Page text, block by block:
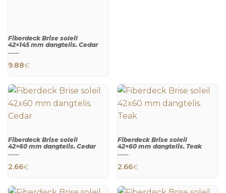
Fiberdeck Brise soleil
42×145 mm dangtelis. Cedar
9.88€
Fiberdeck Brise soleil
42×60 mm dangtelis. Cedar
2.66€
Fiberdeck Brise soleil
42×60 mm dangtelis. Teak
2.66€